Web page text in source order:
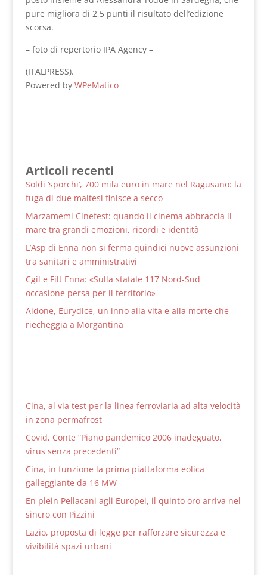
pure migliora di 2,5 punti il risultato dell’edizione
scorsa.
– foto di repertorio IPA Agency –
(ITALPRESS).
Powered by WPeMatico
Articoli recenti
Soldi ‘sporchi’, 700 mila euro in mare nel Ragusano: la
fuga di due maltesi finisce a secco
Marzamemi Cinefest: quando il cinema abbraccia il
mare tra grandi emozioni, ricordi e identità
L’Asp di Enna non si ferma quindici nuove assunzioni
tra sanitari e amministrativi
Cgil e Filt Enna: «Sulla statale 117 Nord-Sud
occasione persa per il territorio»
Aidone, Eurydice, un inno alla vita e alla morte che
riecheggia a Morgantina
Cina, al via test per la linea ferroviaria ad alta velocità
in zona permafrost
Covid, Conte “Piano pandemico 2006 inadeguato,
virus senza precedenti”
Cina, in funzione la prima piattaforma eolica
galleggiante da 16 MW
En plein Pellacani agli Europei, il quinto oro arriva nel
sincro con Pizzini
Lazio, proposta di legge per rafforzare sicurezza e
vivibilità spazi urbani